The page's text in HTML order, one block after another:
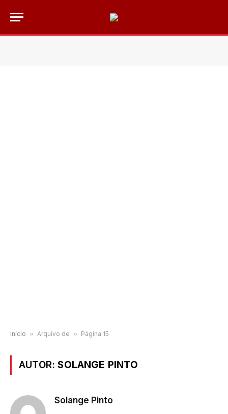
Início » Arquivo de » Página 15
AUTOR:SOLANGE PINTO
Solange Pinto